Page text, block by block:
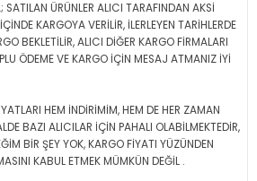
ÜRÜNLER ALICI TARAFINDAN AKSİ
KARGOYA VERİLİR, İLERLEYEN TARİHLERDE
BEKLETİLİR, ALICI DİĞER KARGO FİRMALARI
ÖDEME VE KARGO İÇİN MESAJ ATMANIZ İYİ
HEM İNDİRİMİM, HEM DE HER ZAMAN
BAZI ALICILAR İÇİN PAHALI OLABİLMEKTEDİR,
BİR ŞEY YOK, KARGO FİYATI YÜZÜNDEN
KABUL ETMEK MÜMKÜN DEĞİL .